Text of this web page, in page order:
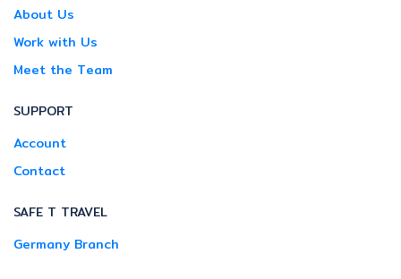
About Us
Work with Us
Meet the Team
SUPPORT
Account
Contact
SAFE T TRAVEL
Germany Branch